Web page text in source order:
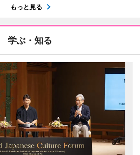
もっと見る
学ぶ・知る